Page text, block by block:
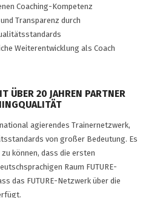
Coaching-Kompetenz
Transparenz durch
Weiterentwicklung als Coach
ÜBER 20 JAHREN PARTNER
agierendes Trainernetzwerk,
von großer Bedeutung. Es
können, dass die ersten
Raum FUTURE-
das FUTURE-Netzwerk über die